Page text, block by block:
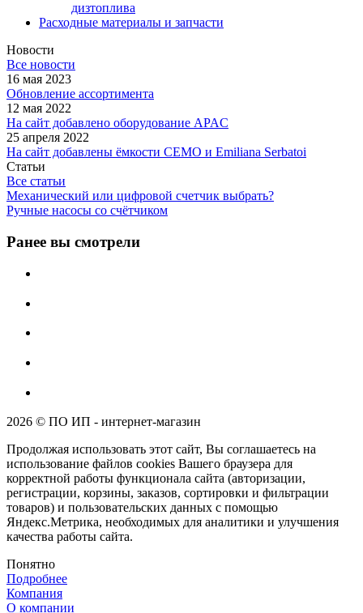
дизтоплива
Расходные материалы и запчасти
Новости
Все новости
16 мая 2023
Обновление ассортимента
12 мая 2022
На сайт добавлено оборудование APAC
25 апреля 2022
На сайт добавлены ёмкости CEMO и Emiliana Serbatoi
Статьи
Все статьи
Механический или цифровой счетчик выбрать?
Ручные насосы со счётчиком
Ранее вы смотрели
2026 © ПО ИП - интернет-магазин
Продолжая использовать этот сайт, Вы соглашаетесь на
использование файлов cookies Вашего браузера для
корректной работы функционала сайта (авторизации,
регистрации, корзины, заказов, сортировки и фильтрации
товаров) и пользовательских данных с помощью
Яндекс.Метрика, необходимых для аналитики и улучшения
качества работы сайта.
Понятно
Подробнее
Компания
О компании